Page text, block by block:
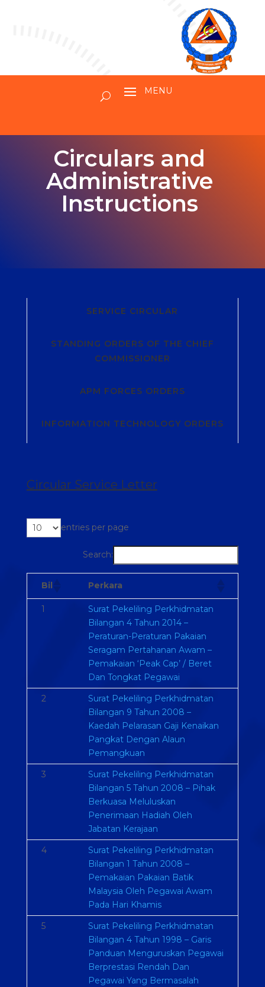
Circulars and
Administrative
Instructions
SERVICE CIRCULAR
STANDING ORDERS OF THE CHIEF
COMMISSIONER
APM FORCES ORDERS
INFORMATION TECHNOLOGY ORDERS
Circular Service Letter
entries per page
Search:
Bil Perkara
1
Surat Pekeliling Perkhidmatan
Bilangan 4 Tahun 2014 –
Peraturan-Peraturan Pakaian
Seragam Pertahanan Awam –
Pemakaian ‘Peak Cap’ / Beret
Dan Tongkat Pegawai
2
Surat Pekeliling Perkhidmatan
Bilangan 9 Tahun 2008 –
Kaedah Pelarasan Gaji Kenaikan
Pangkat Dengan Alaun
Pemangkuan
3
Surat Pekeliling Perkhidmatan
Bilangan 5 Tahun 2008 – Pihak
Berkuasa Meluluskan
Penerimaan Hadiah Oleh
Jabatan Kerajaan
4
Surat Pekeliling Perkhidmatan
Bilangan 1 Tahun 2008 –
Pemakaian Pakaian Batik
Malaysia Oleh Pegawai Awam
Pada Hari Khamis
5
Surat Pekeliling Perkhidmatan
Bilangan 4 Tahun 1998 – Garis
Panduan Menguruskan Pegawai
Berprestasi Rendah Dan
Pegawai Yang Bermasalah